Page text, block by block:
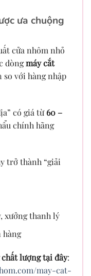
ưa chuộng
cửa nhôm nhỏ
dòngmáy cắt
với hàng nhập
có giá từ60 –
chính hãng
trở thành “giải
xưởng thanh lý
hàng
lượng tại đây:
may-cat-